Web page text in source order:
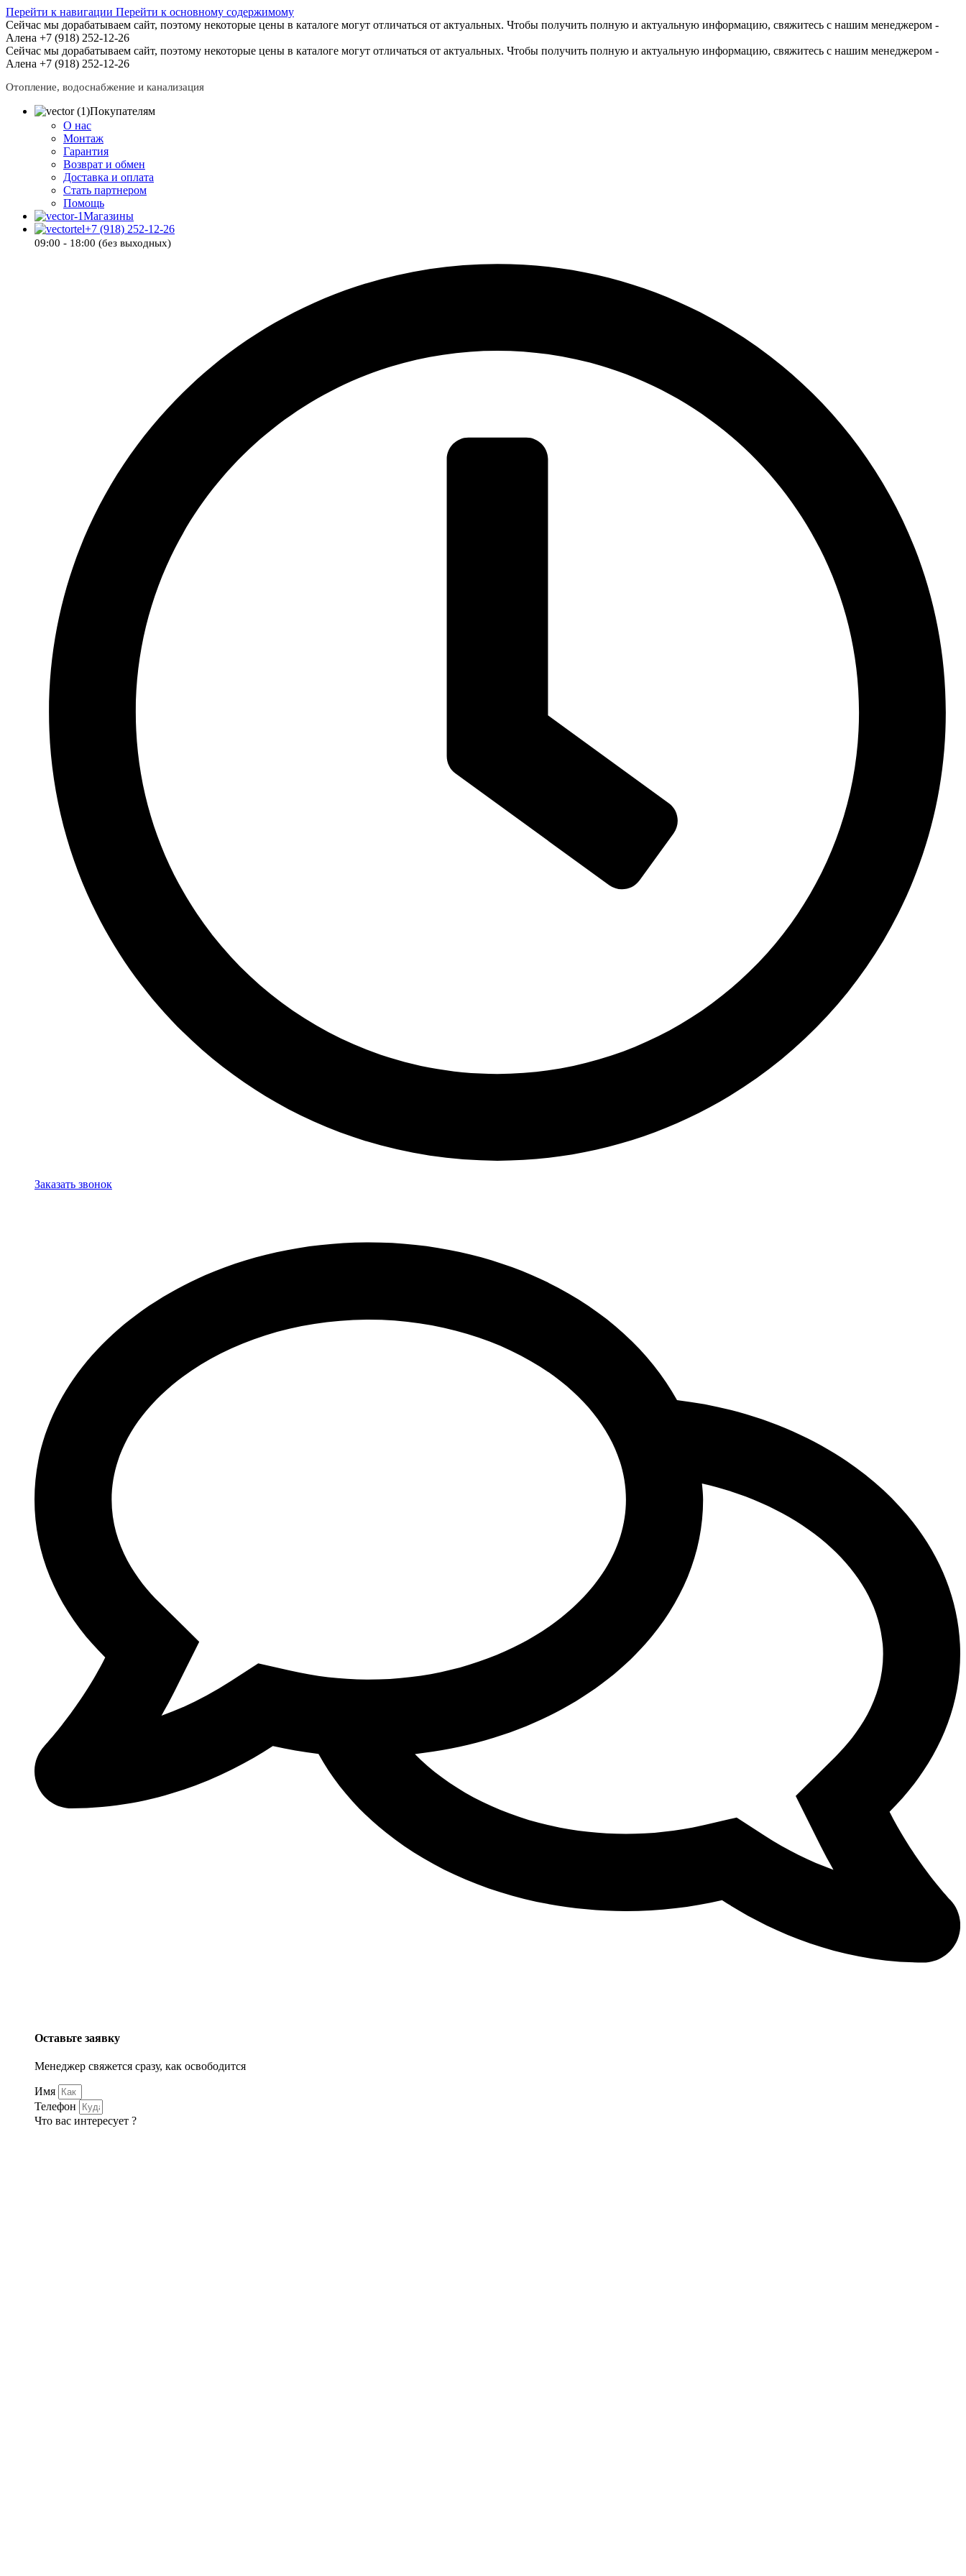
Перейти к навигации Перейти к основному содержимому
Сейчас мы дорабатываем сайт, поэтому некоторые цены в каталоге могут отличаться от актуальных. Чтобы получить полную и актуальную информацию, свяжитесь с нашим менеджером -
Алена +7 (918) 252-12-26
Сейчас мы дорабатываем сайт, поэтому некоторые цены в каталоге могут отличаться от актуальных. Чтобы получить полную и актуальную информацию, свяжитесь с нашим менеджером -
Алена +7 (918) 252-12-26
Отопление, водоснабжение и канализация
Покупателям
О нас
Монтаж
Гарантия
Возврат и обмен
Доставка и оплата
Стать партнером
Помощь
Магазины
+7 (918) 252-12-26
09:00 - 18:00 (без выходных)
Заказать звонок
Оставьте заявку
Менеджер свяжется сразу, как освободится
Имя
Телефон
Что вас интересует ?